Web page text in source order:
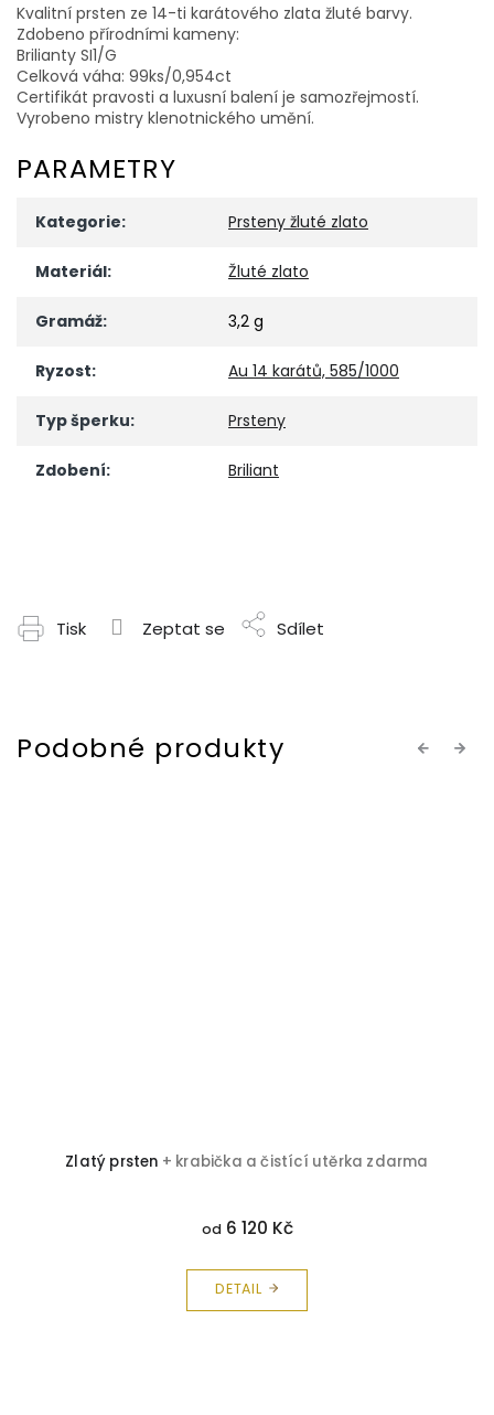
Kvalitní prsten ze 14-ti karátového zlata žluté barvy.
Zdobeno přírodními kameny:
Brilianty SI1/G
Celková váha: 99ks/0,954ct
Certifikát pravosti a luxusní balení je samozřejmostí.
Vyrobeno mistry klenotnického umění.
PARAMETRY
Kategorie: Prsteny žluté zlato
Materiál: Žluté zlato
Gramáž: 3,2 g
Ryzost: Au 14 karátů, 585/1000
Typ šperku: Prsteny
Zdobení: Briliant
Tisk Zeptat se Sdílet
Previous
Zlatý prsten + krabička a čistící utěrka zdarma
od6 120 Kč
DETAIL
Next